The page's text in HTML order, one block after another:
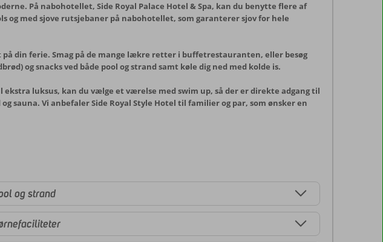
På nabohotellet, Side Royal Palace Hotel & Spa, kan du benytte flere af
med sjove rutsjebaner på nabohotellet, som garanterer sjov for hele
på din ferie. Smag på de mange lækre retter i buffetrestauranten, eller besøg
og snacks ved både pool og strand samt køle dig ned med kolde is.
luksus, kan du vælge et værelse med swim up, så der er direkte adgang til
sauna. Vi anbefaler Side Royal Style Hotel til familier og par, som ønsker en
og strand